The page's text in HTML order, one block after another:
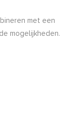
met een
mogelijkheden.